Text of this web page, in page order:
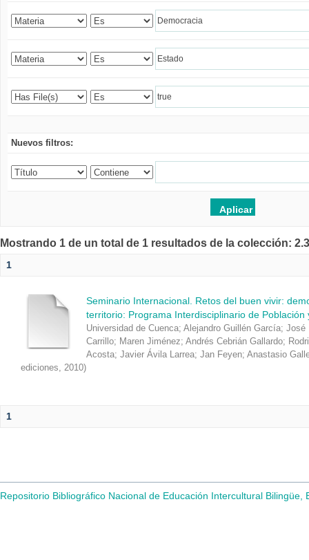
Nuevos filtros:
Mostrando 1 de un total de 1 resultados de la colección:
1
Seminario Internacional. Retos del buen vivir:
territorio: Programa Interdisciplinario de
Universidad de Cuenca; Alejandro Guillén García; José
Carrillo; Maren Jiménez; Andrés Cebrián Gallardo;
Acosta; Javier Ávila Larrea; Jan Feyen; Anastasio
ediciones, 2010)
1
Repositorio Bibliográfico Nacional de Educación Intercultural